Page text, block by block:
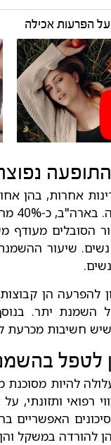
על הפרעות אכילה
אחרות, בהן
להפרעה הן
השמנת יתר.
חשיבות
לטפל
להיות
רפואי
האפשריים
להורדה במשקל